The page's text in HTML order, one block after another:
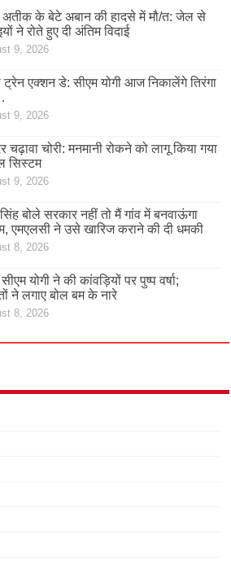
अतीक के बेटे अबान की हादसे में मौ/त: जेल से
ने रोते हुए दी अंतिम विदाई
9, 2026
ट्रेन एक्शन डे: सीएम योगी आज निकालेंगे तिरंगा
9, 2026
चढ़ावा चोरी: मनमानी रोकने को लागू किया गया
सिस्टम
9, 2026
बोले सरकार नहीं तो मैं गांव में बनवाऊंगा
एमएलसी ने उसे खारिज कराने की दी धमकी
8, 2026
योगी ने की कांवड़ियों पर पुष्प वर्षा;
ने लगाए बोल बम के नारे
8, 2026